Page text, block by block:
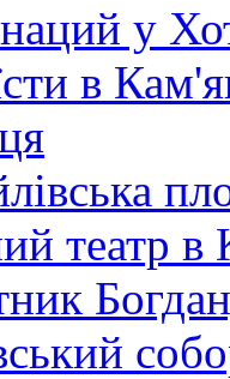
у
в
театр в